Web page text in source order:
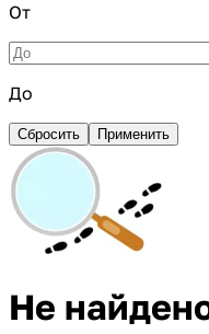
От
До
Сбросить Применить
Не